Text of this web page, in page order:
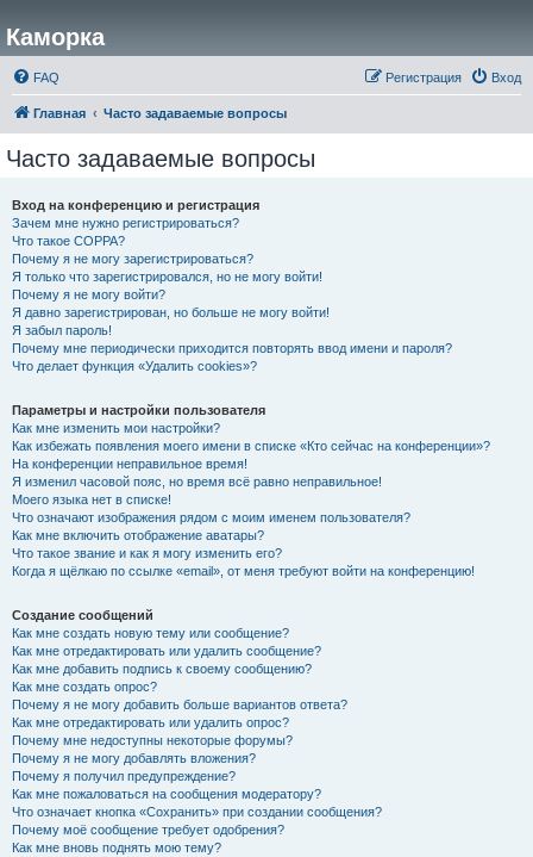
Каморка
FAQ Вход
Регистрация
Главная Часто задаваемые вопросы
Часто задаваемые вопросы
Вход на конференцию и регистрация
Зачем мне нужно регистрироваться?
Что такое COPPA?
Почему я не могу зарегистрироваться?
Я только что зарегистрировался, но не могу войти!
Почему я не могу войти?
Я давно зарегистрирован, но больше не могу войти!
Я забыл пароль!
Почему мне периодически приходится повторять ввод имени и пароля?
Что делает функция «Удалить cookies»?
Параметры и настройки пользователя
Как мне изменить мои настройки?
Как избежать появления моего имени в списке «Кто сейчас на конференции»?
На конференции неправильное время!
Я изменил часовой пояс, но время всё равно неправильное!
Моего языка нет в списке!
Что означают изображения рядом с моим именем пользователя?
Как мне включить отображение аватары?
Что такое звание и как я могу изменить его?
Когда я щёлкаю по ссылке «email», от меня требуют войти на конференцию!
Создание сообщений
Как мне создать новую тему или сообщение?
Как мне отредактировать или удалить сообщение?
Как мне добавить подпись к своему сообщению?
Как мне создать опрос?
Почему я не могу добавить больше вариантов ответа?
Как мне отредактировать или удалить опрос?
Почему мне недоступны некоторые форумы?
Почему я не могу добавлять вложения?
Почему я получил предупреждение?
Как мне пожаловаться на сообщения модератору?
Что означает кнопка «Сохранить» при создании сообщения?
Почему моё сообщение требует одобрения?
Как мне вновь поднять мою тему?